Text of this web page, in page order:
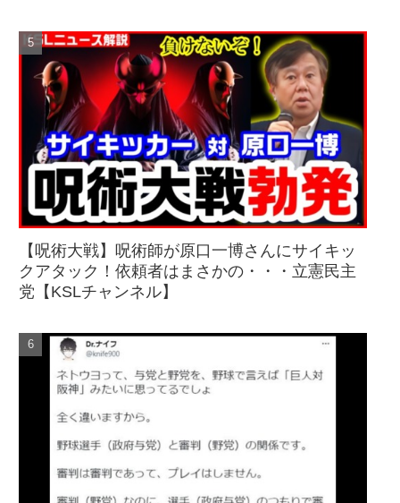
【呪術大戦】呪術師が原口一博さんにサイキッ
クアタック！依頼者はまさかの・・・立憲民主
党【KSLチャンネル】